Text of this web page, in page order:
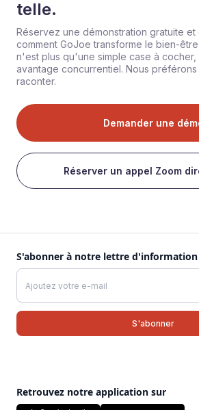
telle.
Réservez une démonstration gratuite
comment GoJoe transforme le bien-
n'est plus qu'une simple case à cocher,
avantage concurrentiel. Nous
raconter.
Demander une
Réserver un appel Zoom
S'abonner à notre lettre d'information
Retrouvez notre application sur